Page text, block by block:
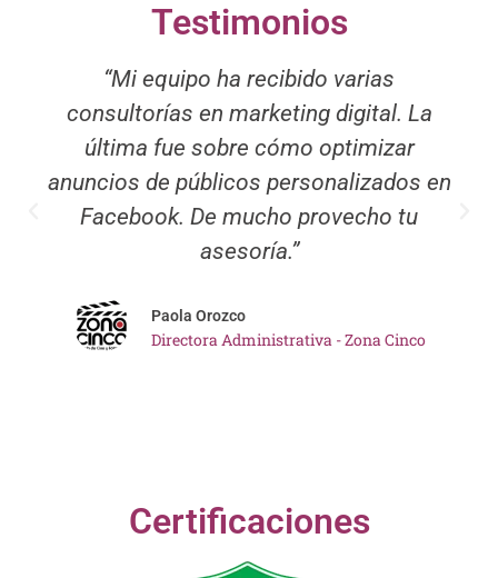
Testimonios
“Mi equipo ha recibido varias
consultorías en marketing digital. La
última fue sobre cómo optimizar
anuncios de públicos personalizados en
Facebook. De mucho provecho tu
asesoría.”
Paola Orozco
Directora Administrativa - Zona Cinco
Certificaciones